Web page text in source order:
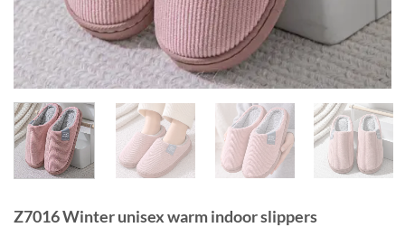
Z7016 Winter unisex warm indoor slippers